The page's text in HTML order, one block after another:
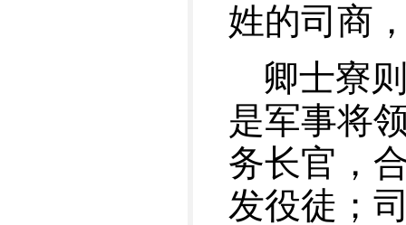
姓的司商
卿士寮
是军事将
务长官，
发役徒；